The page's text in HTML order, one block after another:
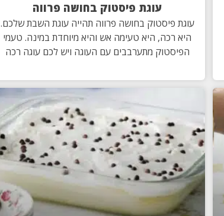
עוגת פיסטוק בחושה פרווה
עוגת פיסטוק בחושה פרווה תהייה עוגת השבת שלכם.
היא רכה, היא טעימה אש והיא מיוחדת במינה. טעמי
הפיסטוק מתערבבים עם העוגה ויש לכם עוגה רכה